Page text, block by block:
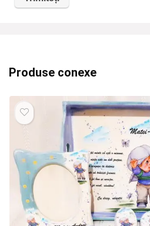
Produse conexe